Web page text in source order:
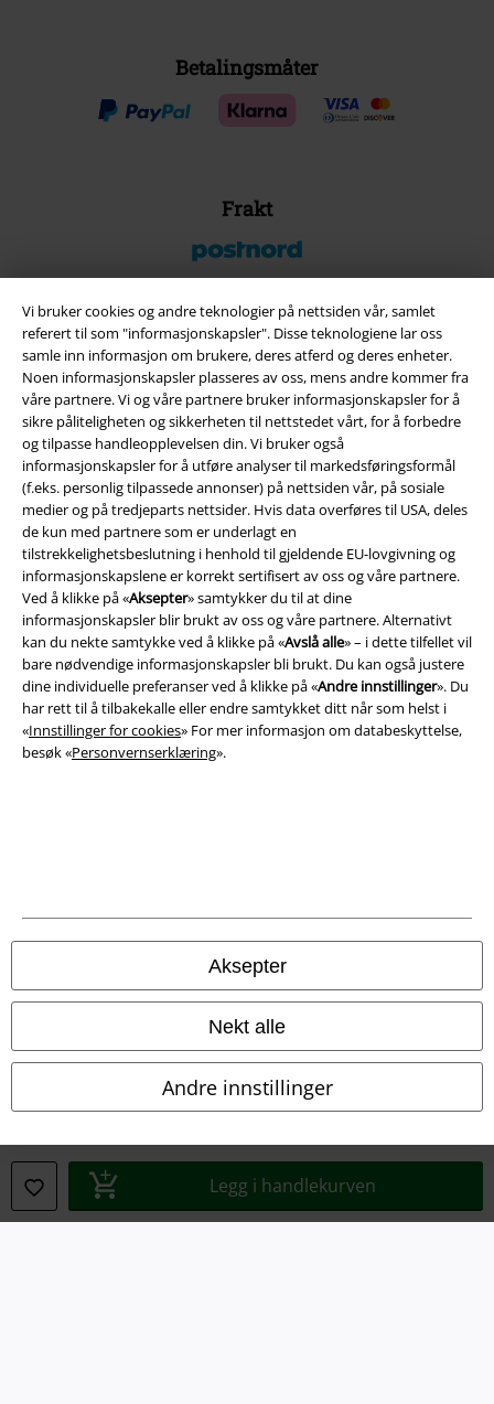
Vi bruker cookies og andre teknologier på nettsiden vår, samlet
referert til som "informasjonskapsler". Disse teknologiene lar oss
samle inn informasjon om brukere, deres atferd og deres enheter.
Noen informasjonskapsler plasseres av oss, mens andre kommer fra
våre partnere. Vi og våre partnere bruker informasjonskapsler for å
sikre påliteligheten og sikkerheten til nettstedet vårt, for å forbedre
og tilpasse handleopplevelsen din. Vi bruker også
informasjonskapsler for å utføre analyser til markedsføringsformål
(f.eks. personlig tilpassede annonser) på nettsiden vår, på sosiale
medier og på tredjeparts nettsider. Hvis data overføres til USA, deles
de kun med partnere som er underlagt en
tilstrekkelighetsbeslutning i henhold til gjeldende EU-lovgivning og
informasjonskapslene er korrekt sertifisert av oss og våre partnere.
Ved å klikke på «Aksepter» samtykker du til at dine
informasjonskapsler blir brukt av oss og våre partnere. Alternativt
kan du nekte samtykke ved å klikke på «Avslå alle» – i dette tilfellet vil
bare nødvendige informasjonskapsler bli brukt. Du kan også justere
dine individuelle preferanser ved å klikke på «Andre innstillinger». Du
har rett til å tilbakekalle eller endre samtykket ditt når som helst i
«Innstillinger for cookies» For mer informasjon om databeskyttelse,
besøk «Personvernserklæring».
Aksepter
Nekt alle
Andre innstillinger
Legg i handlekurven
Betalingsmåter
Frakt
EMP App
Her kan du laste ned EMPs nye app helt gratis og ta del i alle de nye
funksjonene og fordelene!
A Warner Music Group Company
Impressum
Konfidensialitetserklæring
Innstillinger for cookies
Angre bestilling